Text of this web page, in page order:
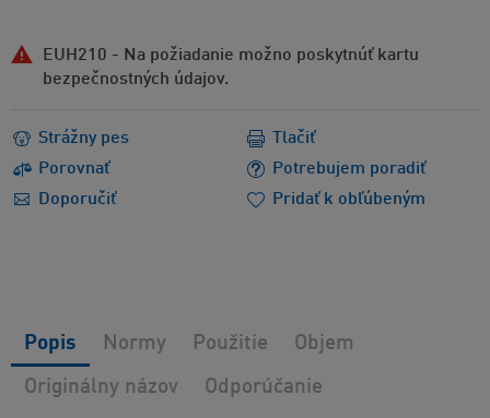
EUH210 - Na požiadanie možno poskytnúť kartu
bezpečnostných údajov.
Strážny pes
Porovnať
Potrebujem poradiť
Doporučiť
Tlačiť
Pridať k obľúbeným
Popis Normy Použitie Objem
Originálny názov Odporúčanie